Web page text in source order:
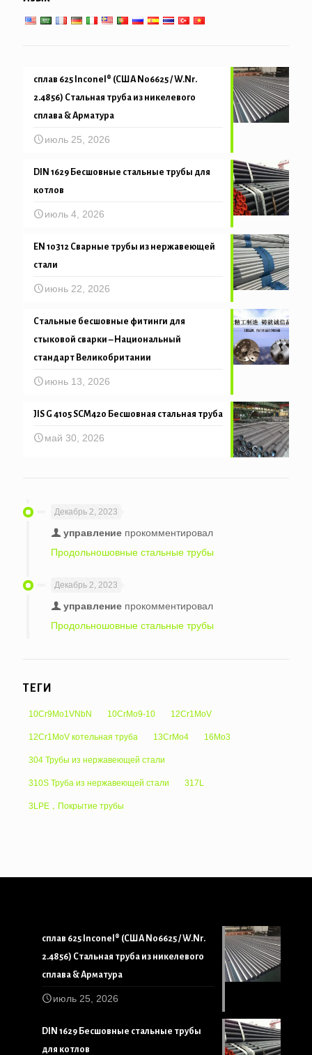
сплав 625 Inconel® (США N06625 / W.Nr.
2.4856) Стальная труба из никелевого
сплава & Арматура
июль 25, 2026
DIN 1629 Бесшовные стальные трубы для
котлов
июль 4, 2026
EN 10312 Сварные трубы из нержавеющей
стали
июнь 22, 2026
Стальные бесшовные фитинги для
стыковой сварки – Национальный
стандарт Великобритании
июнь 13, 2026
JIS G 4105 SCM420 Бесшовная стальная труба
май 30, 2026
Декабрь 2, 2023
управление прокомментировал
Продольношовные стальные трубы
Декабрь 2, 2023
управление прокомментировал
Продольношовные стальные трубы
ТЕГИ
10Cr9Mo1VNbN 10CrMo9-10 12Cr1MoV
12Cr1MoV котельная труба 13CrMo4 16Mo3
304 Трубы из нержавеющей стали
310S Труба из нержавеющей стали 317L
3LPE，Покрытие трубы
сплав 625 Inconel® (США N06625 / W.Nr.
2.4856) Стальная труба из никелевого
сплава & Арматура
июль 25, 2026
DIN 1629 Бесшовные стальные трубы
для котлов